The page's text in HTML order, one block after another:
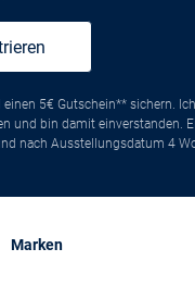
5€ Gutschein** sichern.
und bin damit einverstanden.
nach Ausstellungsdatum 4
Marken